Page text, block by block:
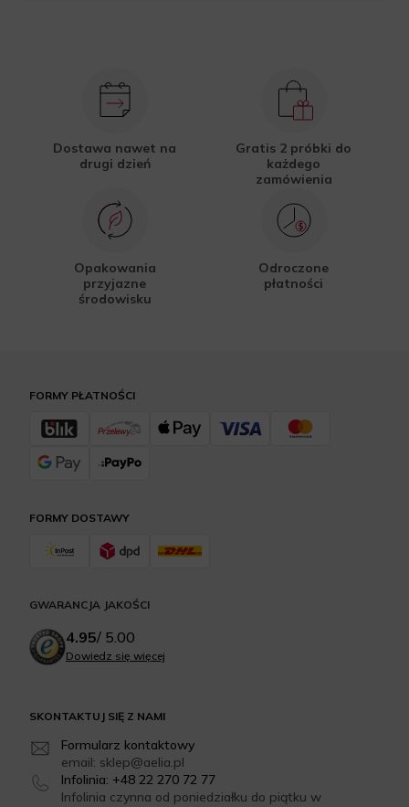
Dostawa nawet na
drugi dzień
Gratis 2 próbki do
każdego
zamówienia
Opakowania
przyjazne
środowisku
Odroczone
płatności
SKONTAKTUJ SIĘ Z NAMI
Formularz kontaktowy
email: sklep@aelia.pl
Infolinia: +48 22 270 72 77
Infolinia czynna od poniedziałku do piątku w
FORMY DOSTAWY
FORMY PŁATNOŚCI
GWARANCJA JAKOŚCI
4.95/ 5.00
Dowiedz się więcej